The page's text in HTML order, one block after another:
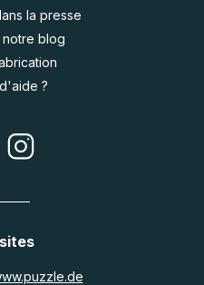
la presse
blog
?